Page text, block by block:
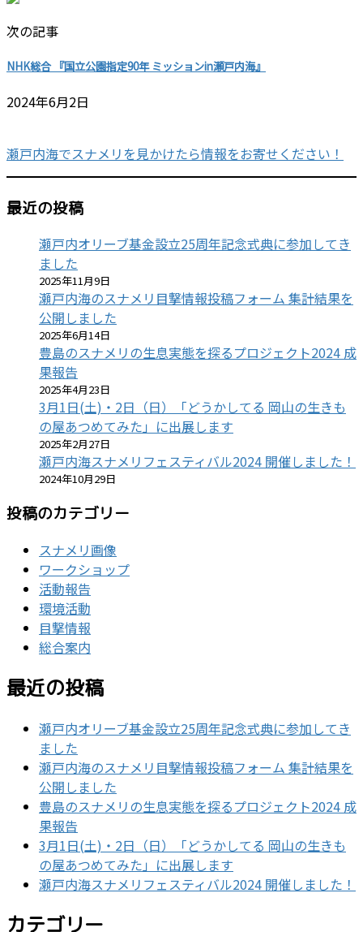
次の記事
NHK総合 『国立公園指定90年 ミッションin瀬戸内海』
2024年6月2日
瀬戸内海でスナメリを見かけたら情報をお寄せください！
最近の投稿
瀬戸内オリーブ基金設立25周年記念式典に参加してき
ました
2025年11月9日
瀬戸内海のスナメリ目撃情報投稿フォーム 集計結果を
公開しました
2025年6月14日
豊島のスナメリの生息実態を探るプロジェクト2024 成
果報告
2025年4月23日
3月1日(土)・2日（日）「どうかしてる 岡山の生きも
の屋あつめてみた」に出展します
2025年2月27日
瀬戸内海スナメリフェスティバル2024 開催しました！
2024年10月29日
投稿のカテゴリー
スナメリ画像
ワークショップ
活動報告
環境活動
目撃情報
総合案内
最近の投稿
瀬戸内オリーブ基金設立25周年記念式典に参加してき
ました
瀬戸内海のスナメリ目撃情報投稿フォーム 集計結果を
公開しました
豊島のスナメリの生息実態を探るプロジェクト2024 成
果報告
3月1日(土)・2日（日）「どうかしてる 岡山の生きも
の屋あつめてみた」に出展します
瀬戸内海スナメリフェスティバル2024 開催しました！
カテゴリー